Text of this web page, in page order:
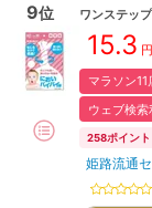
9位 ワンステップ
15.3
マラソン
ウェブ検
258ポイント
姫路流通